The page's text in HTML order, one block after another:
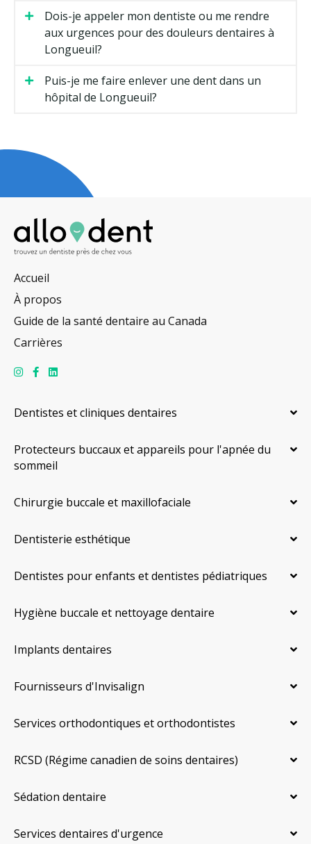
Dois-je appeler mon dentiste ou me rendre
aux urgences pour des douleurs dentaires à
Longueuil?
Puis-je me faire enlever une dent dans un
hôpital de Longueuil?
Accueil
À propos
Guide de la santé dentaire au Canada
Carrières
Dentistes et cliniques dentaires
Protecteurs buccaux et appareils pour l'apnée du
sommeil
Chirurgie buccale et maxillofaciale
Dentisterie esthétique
Dentistes pour enfants et dentistes pédiatriques
Hygiène buccale et nettoyage dentaire
Implants dentaires
Fournisseurs d'Invisalign
Services orthodontiques et orthodontistes
RCSD (Régime canadien de soins dentaires)
Sédation dentaire
Services dentaires d'urgence